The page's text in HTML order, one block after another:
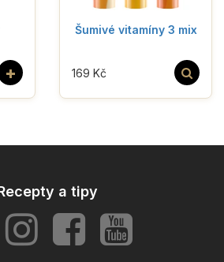
+
Šumivé vitamíny 3 mix
169 Kč
a tipy